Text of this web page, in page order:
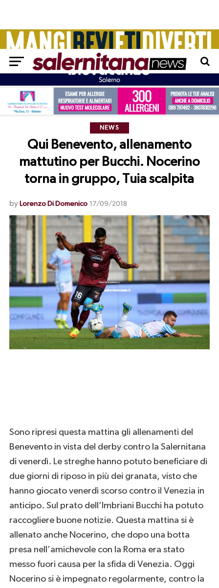
NEWS
Qui Benevento, allenamento
mattutino per Bucchi. Nocerino
torna in gruppo, Tuia scalpita
by Lorenzo Di Domenico 17/09/2018
Sono ripresi questa mattina gli allenamenti del
Benevento in vista del derby contro la Salernitana
di venerdì. Le streghe hanno potuto beneficiare di
due giorni di riposo in più dei granata, visto che
hanno giocato venerdì scorso contro il Venezia in
anticipo. Sul prato dell’Imbriani Bucchi ha potuto
raccogliere buone notizie. Questa mattina si è
allenato anche Nocerino, che dopo una botta
presa nell’amichevole con la Roma era stato
messo fuori causa per la sfida di Venezia. Oggi
Nocerino si è impegnato regolarmente, contro la